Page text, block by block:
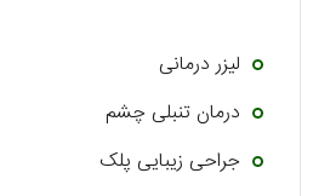
لیزر درمانی
درمان تنبلی چشم
جراحی زیبایی پلک